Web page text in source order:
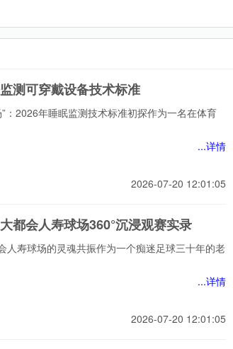
测可穿戴设备技术标准
：2026年睡眠监测技术标准初探作为一名在体育
...详情
2026-07-20 12:01:05
都会人寿球场360°沉浸观赛实录
人寿球场的灵魂共振作为一个痴迷足球三十年的老
...详情
2026-07-20 12:01:05